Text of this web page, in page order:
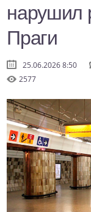
нарушил
Праги
25.06.2026 8:50
2577